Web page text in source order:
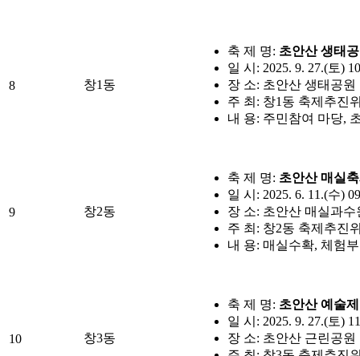
8 창1동
축 제 명: 초안산 생태
일 시: 2025. 9. 27.(토)
장 소: 초안산 생태공원
주 최: 창1동 축제추진
내 용: 주민참여 마당,
9 창2동
축 제 명: 초안산 매실
일 시: 2025. 6. 11.(수)
장 소: 초안산 매실과수
주 최: 창2동 축제추진
내 용: 매실수확, 체험
10 창3동
축 제 명: 초안산 예술제
일 시: 2025. 9. 27.(토)
장 소: 초안산 근린공원